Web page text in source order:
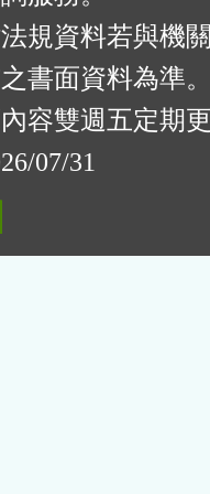
規資料若與機
書面資料為準。
容雙週五定期
07/31